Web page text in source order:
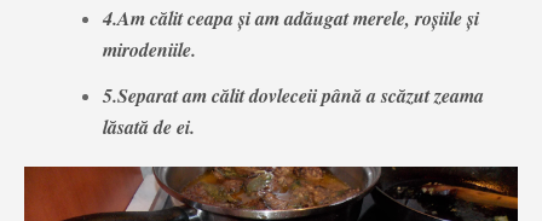
4.Am călit ceapa și am adăugat merele, roșiile și
mirodeniile.
5.Separat am călit dovleceii până a scăzut zeama
lăsată de ei.